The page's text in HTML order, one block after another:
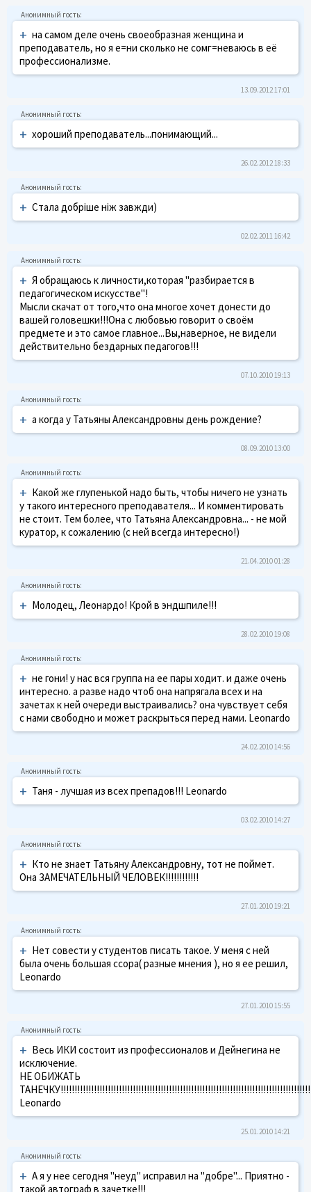
+ на самом деле очень своеобразная женщина и
преподаватель, но я е=ни сколько не сомг=неваюсь в её
профессионализме.
13.09.2012 17:01
+ хороший преподаватель...понимающий...
26.02.2012 18:33
+ Стала добріше ніж завжди)
02.02.2011 16:42
+ Я обращаюсь к личности,которая "разбирается в
педагогическом искусстве"!
Мысли скачат от того,что она многое хочет донести до
вашей головешки!!!Она с любовью говорит о своём
предмете и это самое главное...Вы,наверное, не видели
действительно бездарных педагогов!!!
07.10.2010 19:13
+ а когда у Татьяны Александровны день рождение?
08.09.2010 13:00
+ Какой же глупенькой надо быть, чтобы ничего не узнать
у такого интересного преподавателя... И комментировать
не стоит. Тем более, что Татьяна Александровна... - не мой
куратор, к сожалению (с ней всегда интересно!)
21.04.2010 01:28
+ Молодец, Леонардо! Крой в эндшпиле!!!
28.02.2010 19:08
+ не гони! у нас вся группа на ее пары ходит. и даже очень
интересно. а разве надо чтоб она напрягала всех и на
зачетах к ней очереди выстраивались? она чувствует себя
с нами свободно и может раскрыться перед нами. Leonardo
24.02.2010 14:56
+ Таня - лучшая из всех препадов!!! Leonardo
03.02.2010 14:27
+ Кто не знает Татьяну Александровну, тот не поймет.
Она ЗАМЕЧАТЕЛЬНЫЙ ЧЕЛОВЕК!!!!!!!!!!!!
27.01.2010 19:21
+ Нет совести у студентов писать такое. У меня с ней
была очень большая ссора( разные мнения ), но я ее решил,
Leonardo
27.01.2010 15:55
+ Весь ИКИ состоит из профессионалов и Дейнегина не
исключение.
НЕ ОБИЖАТЬ
Leonardo
25.01.2010 14:21
+ А я у нее сегодня "неуд" исправил на "добре"... Приятно -
такой автограф в зачетке!!!